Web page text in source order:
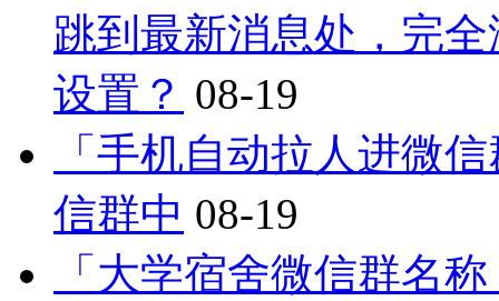
跳到最新消息处，完
设置？ 08-19
「手机自动拉人进微
信群中 08-19
「大学宿舍微信群名